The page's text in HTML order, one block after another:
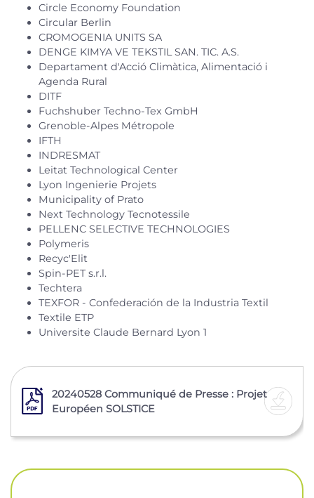
Circle Economy Foundation
Circular Berlin
CROMOGENIA UNITS SA
DENGE KIMYA VE TEKSTIL SAN. TIC. A.S.
Departament d'Acció Climàtica, Alimentació i
Agenda Rural
DITF
Fuchshuber Techno-Tex GmbH
Grenoble-Alpes Métropole
IFTH
INDRESMAT
Leitat Technological Center
Lyon Ingenierie Projets
Municipality of Prato
Next Technology Tecnotessile
PELLENC SELECTIVE TECHNOLOGIES
Polymeris
Recyc'Elit
Spin-PET s.r.l.
Techtera
TEXFOR - Confederación de la Industria Textil
Textile ETP
Universite Claude Bernard Lyon 1
20240528 Communiqué de Presse : Projet
Européen SOLSTICE